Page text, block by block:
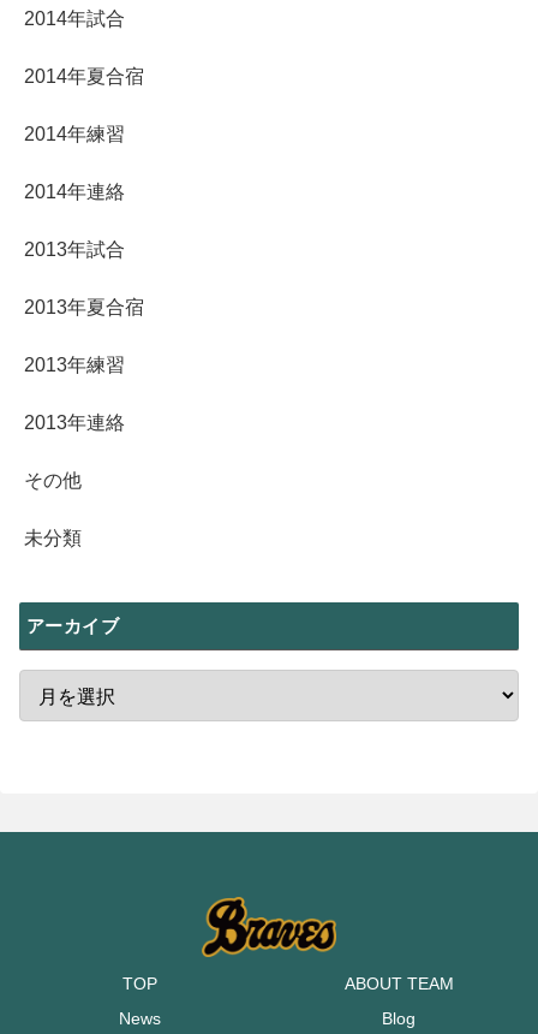
2014年試合
2014年夏合宿
2014年練習
2014年連絡
2013年試合
2013年夏合宿
2013年練習
2013年連絡
その他
未分類
アーカイブ
TOP
ABOUT TEAM
News
Blog